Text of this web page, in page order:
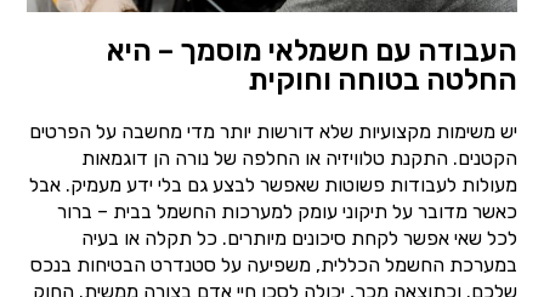
העבודה עם חשמלאי מוסמך – היא
החלטה בטוחה וחוקית
יש משימות מקצועיות שלא דורשות יותר מדי מחשבה על הפרטים
הקטנים. התקנת טלוויזיה או החלפה של נורה הן דוגמאות
מעולות לעבודות פשוטות שאפשר לבצע גם בלי ידע מעמיק. אבל
כאשר מדובר על תיקוני עומק למערכות החשמל בבית – ברור
לכל שאי אפשר לקחת סיכונים מיותרים. כל תקלה או בעיה
במערכת החשמל הכללית, משפיעה על סטנדרט הבטיחות בנכס
שלכם. וכתוצאה מכך, יכולה לסכן חיי אדם בצורה ממשית. החוק